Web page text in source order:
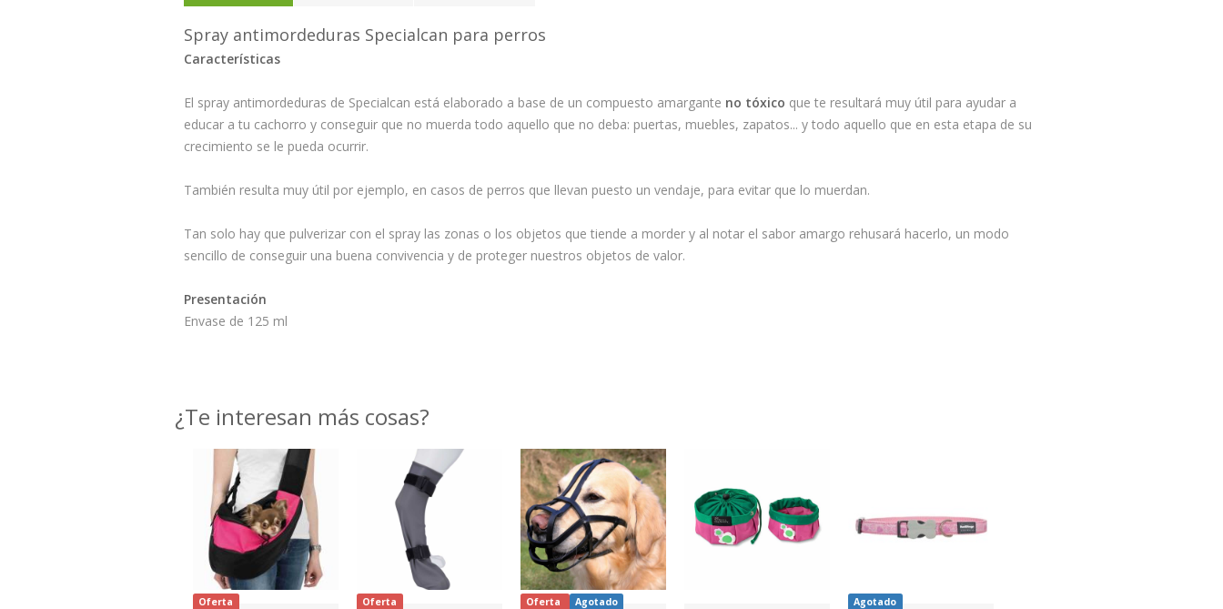
Spray antimordeduras Specialcan para perros
Características
El spray antimordeduras de Specialcan está elaborado a base de un compuesto amargante no tóxico que te resultará muy útil para ayudar a
educar a tu cachorro y conseguir que no muerda todo aquello que no deba: puertas, muebles, zapatos... y todo aquello que en esta etapa de su
crecimiento se le pueda ocurrir.
También resulta muy útil por ejemplo, en casos de perros que llevan puesto un vendaje, para evitar que lo muerdan.
Tan solo hay que pulverizar con el spray las zonas o los objetos que tiende a morder y al notar el sabor amargo rehusará hacerlo, un modo
sencillo de conseguir una buena convivencia y de proteger nuestros objetos de valor.
Presentación
Envase de 125 ml
¿Te interesan más cosas?
Oferta Oferta Oferta Agotado Agotado